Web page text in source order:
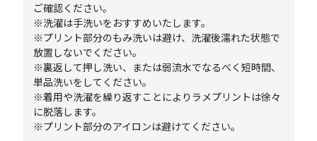
ご確認ください。
※洗濯は手洗いをおすすめいたします。
※プリント部分のもみ洗いは避け、洗濯後濡れた状態で
放置しないでください。
※裏返して押し洗い、または弱流水でなるべく短時間、
単品洗いをしてください。
※着用や洗濯を繰り返すことによりラメプリントは徐々
に脱落します。
※プリント部分のアイロンは避けてください。